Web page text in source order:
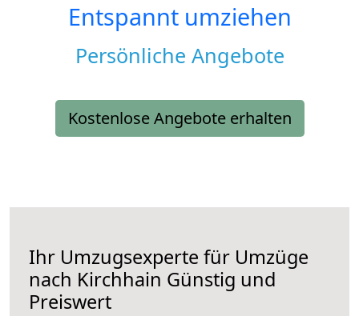
Entspannt umziehen
Persönliche Angebote
Kostenlose Angebote erhalten
Ihr Umzugsexperte für Umzüge
nach Kirchhain Günstig und
Preiswert